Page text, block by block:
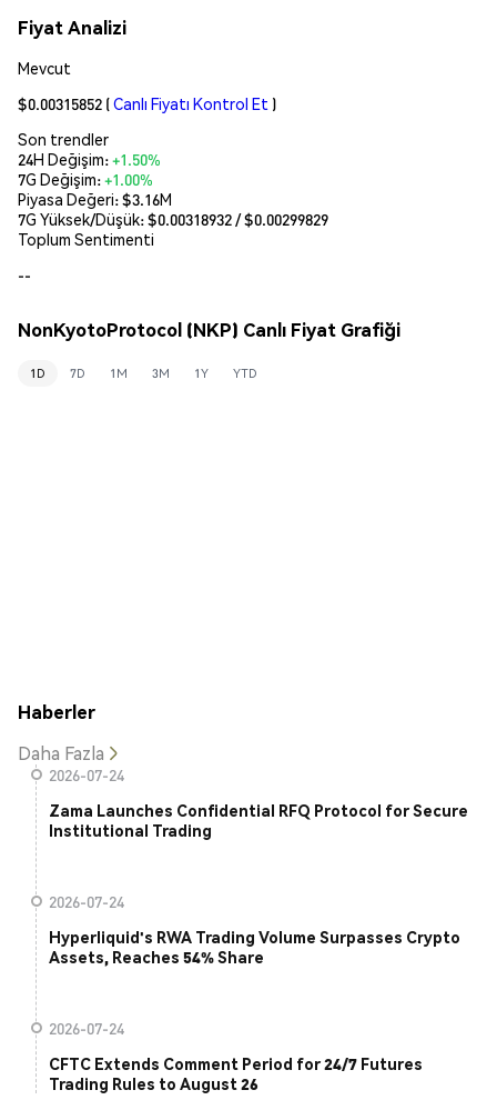
Fiyat Analizi
Mevcut
$0.00315852 (Canlı Fiyatı Kontrol Et )
Son trendler
24H Değişim:+1.50%
7G Değişim:+1.00%
Piyasa Değeri:$3.16M
7G Yüksek/Düşük: $0.00318932/ $0.00299829
Toplum Sentimenti
--
NonKyotoProtocol (NKP) Canlı Fiyat Grafiği
1D 7D 1M 3M 1Y YTD
Haberler
Daha Fazla
2026-07-24
Zama Launches Confidential RFQ Protocol for Secure
Institutional Trading
2026-07-24
Hyperliquid's RWA Trading Volume Surpasses Crypto
Assets, Reaches 54% Share
2026-07-24
CFTC Extends Comment Period for 24/7 Futures
Trading Rules to August 26